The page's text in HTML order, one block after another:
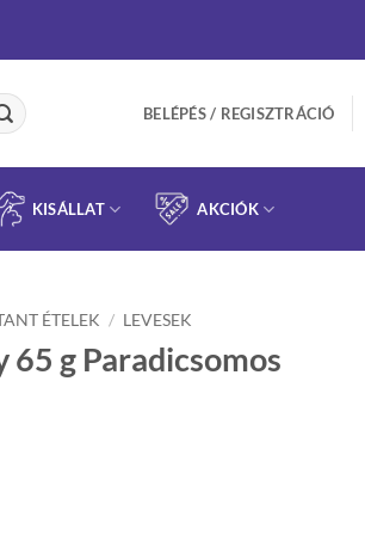
BELÉPÉS / REGISZTRÁCIÓ
KISÁLLAT AKCIÓK
ÉTELEK / LEVESEK
65 g Paradicsomos